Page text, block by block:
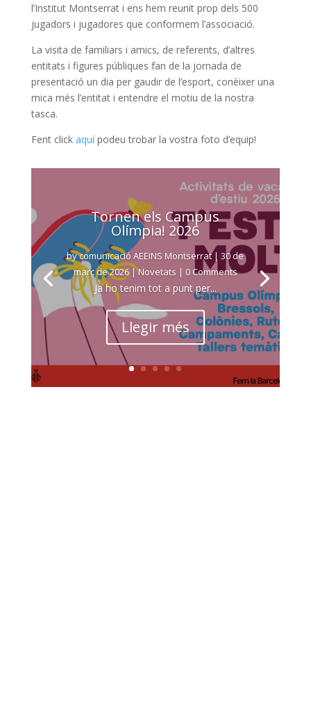
l’Institut Montserrat i ens hem reunit prop dels 500
jugadors i jugadores que conformem l’associació.
La visita de familiars i amics, de referents, d’altres
entitats i figures públiques fan de la jornada de
presentació un dia per gaudir de l’esport, conèixer una
mica més l’entitat i entendre el motiu de la nostra
tasca.
Fent click aquípodeu trobar la vostra foto d’equip!
Tornen els Campus
Olímpia! 2026
bycomunicació AEEINS Montserrat|30 de
març de 2026|Novetats | 0 Comments
Ja ho tenim tot a punt per...
Llegir més